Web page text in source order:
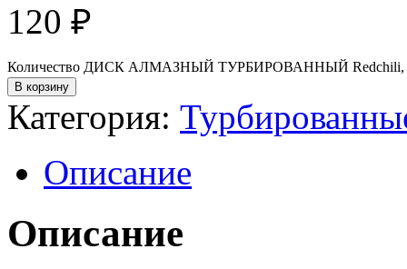
120 ₽
Количество ДИСК АЛМАЗНЫЙ ТУРБИРОВАННЫЙ Redchili,
В корзину
Категория:
Описание
Описание